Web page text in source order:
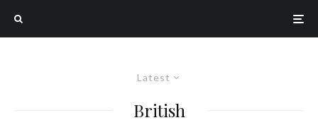
Latest
British